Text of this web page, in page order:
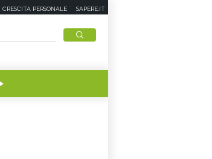
CRESCITA PERSONALE SAPERE.IT